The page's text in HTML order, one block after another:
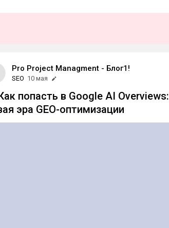
Pro Project Managment - Блог1!
SEO 10 мая
попасть в Google AI
эра GEO-оптимизации